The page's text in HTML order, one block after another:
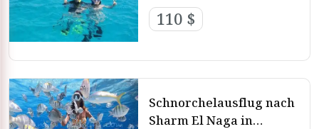
Mahmya Island von
Hurghada
110 $
Schnorchelausflug nach
Sharm El Naga in